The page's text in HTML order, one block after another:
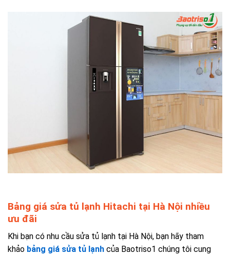
Bảng giá sửa tủ lạnh Hitachi tại Hà Nội nhiều
ưu đãi
Khi bạn có nhu cầu sửa tủ lạnh tại Hà Nội, bạn hãy tham
khảo bảng giá sửa tủ lạnh của Baotriso1 chúng tôi cung